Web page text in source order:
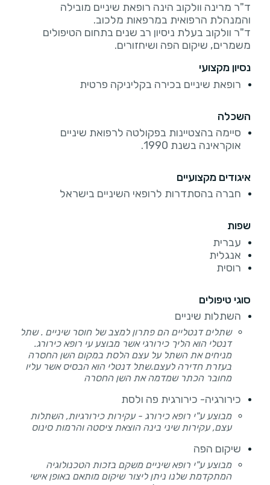
ד"ר מרינה וולקוב הינה רופאת שיניים מובילה
ד"ר וולקוב בעלת ניסיון רב שנים בתחום הטיפולים
משמרים, שיקום הפה ושיחזורים.
נסיון מקצועי
רופאת שיניים בכירה בקליניקה פרטית
השכלה
סיימה בהצטיינות בפקולטה לרפואת שיניים
אוקראינה בשנת 1990.
איגודים מקצועיים
חברה בהסתדרות לרופאי השיניים בישראל
שפות
עברית
אנגלית
רוסית
סוגי טיפולים
השתלות שיניים
שתלים דנטליים הם פתרון למצב של חוסר שיניים . שתל
דנטלי הוא הליך כירורגי אשר מבוצע עי רופא כירורג.
מניחים את השתל על עצם הלסת במקום השן החסרה
בעזרת חדירה לעצם.שתל דנטלי הוא הבסיס אשר עליו
מחובר הכתר שמדמה את השן החסרה
כירורגיה- כירורגית פה ולסת
מבוצע ע"י רופא כירורג - עקירות כירורגיות, השתלות
עצם, עקירות שיני בינה הוצאת ציסטה והרמות סינוס
שיקום הפה
מבוצע ע"י רופא שיניים משקם בזכות הטכנולוגיה
המתקדמת שלנו ניתן ליצור שיקום מותאם באופן אישי